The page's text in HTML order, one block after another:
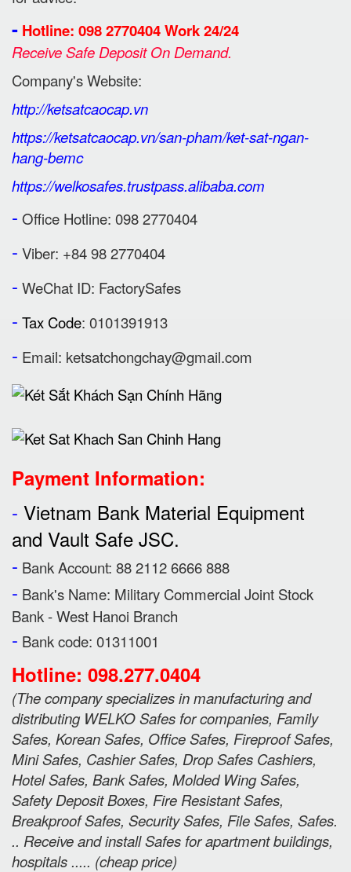
- Hotline: 098 2770404 Work 24/24
Receive Safe Deposit On Demand.
Company's Website:
http://ketsatcaocap.vn
https://ketsatcaocap.vn/san-pham/ket-sat-ngan-
hang-bemc
https://welkosafes.trustpass.alibaba.com
- Office Hotline: 098 2770404
- Viber: +84 98 2770404
- WeChat ID: FactorySafes
- Tax Code: 0101391913
- Email: ketsatchongchay@gmail.com
Payment Information:
- Vietnam Bank Material Equipment
and Vault Safe JSC.
- Bank Account: 88 2112 6666 888
- Bank's Name: Military Commercial Joint Stock
Bank - West Hanoi Branch
- Bank code: 01311001
Hotline: 098.277.0404
(The company specializes in manufacturing and
distributing WELKO Safes for companies, Family
Safes, Korean Safes, Office Safes, Fireproof Safes,
Mini Safes, Cashier Safes, Drop Safes Cashiers,
Hotel Safes, Bank Safes, Molded Wing Safes,
Safety Deposit Boxes, Fire Resistant Safes,
Breakproof Safes, Security Safes, File Safes, Safes.
.. Receive and install Safes for apartment buildings,
hospitals ..... (cheap price)